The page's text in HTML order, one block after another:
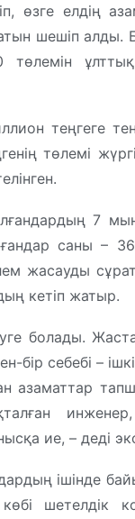
өзге
шешіп алды.
теңгеге
төлемі
7
саны –
жасауды
кетіп жатыр.
болады.
бір себебі –
азаматтар
ие, – деді
ішінде
шетелдік